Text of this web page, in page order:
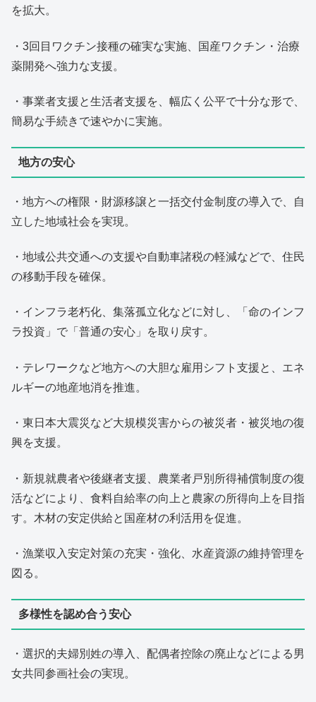
を拡大。
・3回目ワクチン接種の確実な実施、国産ワクチン・治療
薬開発へ強力な支援。
・事業者支援と生活者支援を、幅広く公平で十分な形で、
簡易な手続きで速やかに実施。
地方の安心
・地方への権限・財源移譲と一括交付金制度の導入で、自
立した地域社会を実現。
・地域公共交通への支援や自動車諸税の軽減などで、住民
の移動手段を確保。
・インフラ老朽化、集落孤立化などに対し、「命のインフ
ラ投資」で「普通の安心」を取り戻す。
・テレワークなど地方への大胆な雇用シフト支援と、エネ
ルギーの地産地消を推進。
・東日本大震災など大規模災害からの被災者・被災地の復
興を支援。
・新規就農者や後継者支援、農業者戸別所得補償制度の復
活などにより、食料自給率の向上と農家の所得向上を目指
す。木材の安定供給と国産材の利活用を促進。
・漁業収入安定対策の充実・強化、水産資源の維持管理を
図る。
多様性を認め合う安心
・選択的夫婦別姓の導入、配偶者控除の廃止などによる男
女共同参画社会の実現。